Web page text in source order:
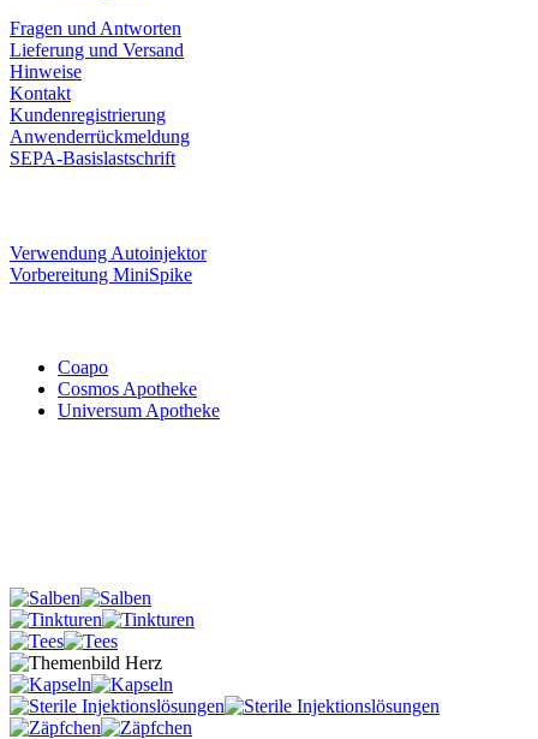
Fragen und Antworten
Lieferung und Versand
Hinweise
Kontakt
Kundenregistrierung
Anwenderrückmeldung
SEPA-Basislastschrift
Verwendung Autoinjektor
Vorbereitung MiniSpike
Coapo
Cosmos Apotheke
Universum Apotheke